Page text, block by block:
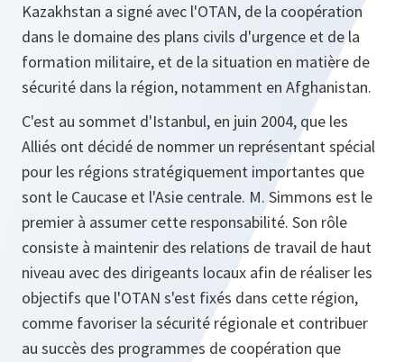
Kazakhstan a signé avec l'OTAN, de la coopération
dans le domaine des plans civils d'urgence et de la
formation militaire, et de la situation en matière de
sécurité dans la région, notamment en Afghanistan.
C'est au sommet d'Istanbul, en juin 2004, que les
Alliés ont décidé de nommer un représentant spécial
pour les régions stratégiquement importantes que
sont le Caucase et l'Asie centrale. M. Simmons est le
premier à assumer cette responsabilité. Son rôle
consiste à maintenir des relations de travail de haut
niveau avec des dirigeants locaux afin de réaliser les
objectifs que l'OTAN s'est fixés dans cette région,
comme favoriser la sécurité régionale et contribuer
au succès des programmes de coopération que